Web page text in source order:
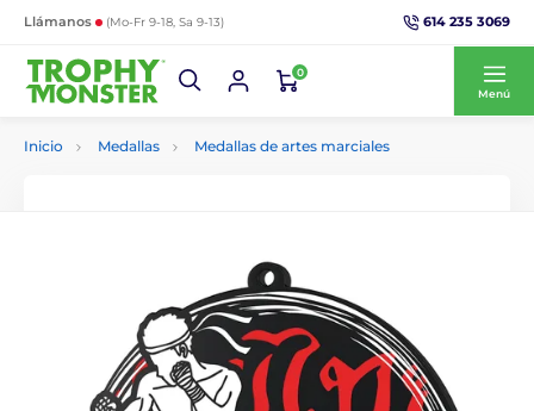
Llámanos (Mo-Fr 9-18, Sa 9-13) 614 235 3069
0
Menú
Inicio Medallas Medallas de artes marciales